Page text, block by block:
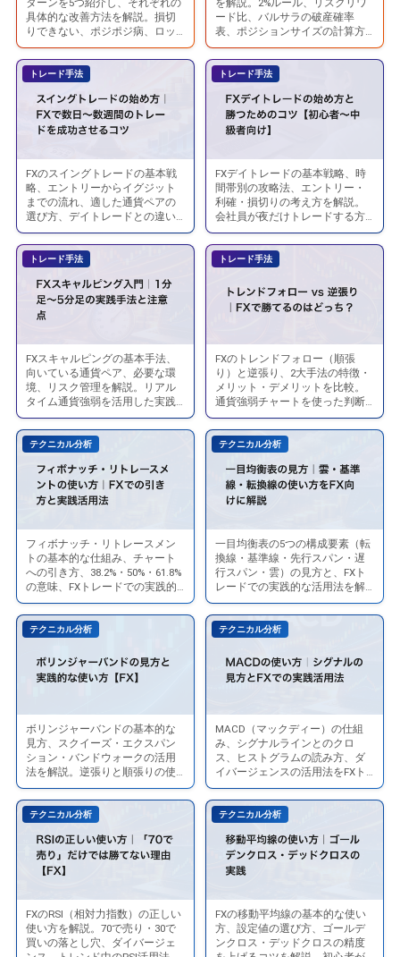
貨・
金・
原
油
を
徹
底
解
説
為
替
傾
向
ま
と
め
と
東
京
時
間
ド
ル
円
戦
略
を
解
説
｜
で
勝
て
る
う
に
な
る
た
の
録
術
で
勝
て
な
い
人
共
通
点
つ
と
改
善
法
ターンを5つ紹介し、それぞれの
具体的な改善方法を解説。損切
りできない、ポジポジ病、ロッ
ト上げすぎなどの対策。
の
資
金
管
理
術
破
産
確
を
下
げ
体
的
な
ル
ー
ル
を解説。2%ルール、リスクリワ
ード比、バルサラの破産確率
表、ポジションサイズの計算方
法を具体例で紹介します。
トレード手法
ス
イ
ン
グ
ト
レ
ー
の
始
め
｜
FX
で
数
数
週
間
の
ト
ー
を
成
功
さ
せ
る
コ
ツ
FXのスイングトレードの基本戦
略、エントリーからイグジット
までの流れ、適した通貨ペアの
選び方、デイトレードとの違い
を解説します。
トレード手法
FX
デ
イ
ト
レ
ー
始
め
方
勝
つ
た
め
コ
ツ
【初
心
者〜
級
向
け】
FXデイトレードの基本戦略、時
間帯別の攻略法、エントリー・
利確・損切りの考え方を解説。
会社員が夜だけトレードする方
法も紹介します。
トレード手法
FX
ス
キ
ャ
ル
ピ
ン
入
門
｜
分
足〜
分
の
実
践
手
法
と
注
点
FXスキャルピングの基本手法、
向いている通貨ペア、必要な環
境、リスク管理を解説。リアル
タイム通貨強弱を活用した実践
的な手法も紹介します。
トレード手法
ト
レ
ン
ド
フ
ォ
ロ
vs
逆
張
｜
FX
で
勝
る
の
は
ど
っ
ち？
FXのトレンドフォロー（順張
り）と逆張り、2大手法の特徴・
メリット・デメリットを比較。
通貨強弱チャートを使った判断
方法も解説します。
テクニカル分析
フ
ィ
ボ
ナ
ッ
チ・
リ
レ
ー
ス
ン
ト
の
方
｜
フィボナッチ・リトレースメン
トの基本的な仕組み、チャート
への引き方、38.2%・50%・61.8%
の意味、FXトレードでの実践的
な活用法を解説します。
テクニカル分析
一
目
均
衡
表
の
見
｜
雲・
基
線・
転
換
線
使
い
一目均衡表の5つの構成要素（転
換線・基準線・先行スパン・遅
行スパン・雲）の見方と、FXト
レードでの実践的な活用法を解
説します。
テクニカル分析
ボ
リ
ン
ジ
ャ
ー
バ
ド
の
見
ボリンジャーバンドの基本的な
見方、スクイーズ・エクスパン
ション・バンドウォークの活用
法を解説。逆張りと順張りの使
い分けも紹介します。
テクニカル分析
MACD
の
使
い
方
｜
シ
ナ
ル
の
MACD（マックディー）の仕組
み、シグナルラインとのクロ
ス、ヒストグラムの読み方、ダ
イバージェンスの活用法をFXト
レーダー向けに解説します。
テクニカル分析
RSI
の
FXのRSI（相対力指数）の正しい
使い方を解説。70で売り・30で
買いの落とし穴、ダイバージェ
テクニカル分析
移
動
FXの移動平均線の基本的な使い
方、設定値の選び方、ゴールデ
ンクロス・デッドクロスの精度